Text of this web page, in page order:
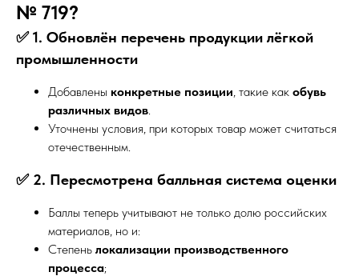
№ 719?
✅ 1. Обновлён перечень продукции лёгкой
промышленности
Добавлены конкретные позиции, такие как обувь
различных видов.
Уточнены условия, при которых товар может считаться
отечественным.
✅ 2. Пересмотрена балльная система оценки
Баллы теперь учитывают не только долю российских
материалов, но и:
Степень локализации производственного
процесса;